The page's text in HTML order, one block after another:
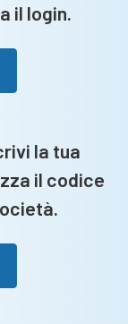
il login.
la tua
il codice